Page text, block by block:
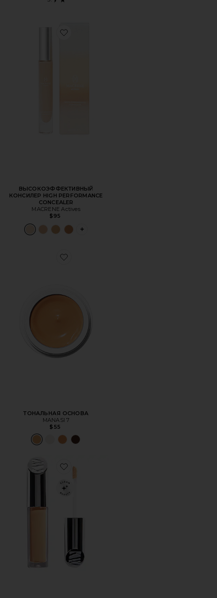
Favorite ВЫСОКОЭФФЕКТИВНЫЙ КОНСИЛЕР HIGH
ВЫСОКОЭФФЕКТИВНЫЙ
КОНСИЛЕР HIGH PERFORMANCE
CONCEALER
MACRENE Actives
$95
PLUS ICON TO SEE MORE OPTIONS
Favorite ТОНАЛЬНАЯ ОСНОВА
ТОНАЛЬНАЯ ОСНОВА
MANASI 7
$55
Favorite КОНСИЛЕР INVISIBLE TOUCH